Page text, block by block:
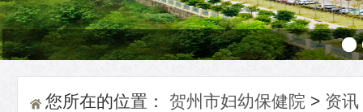
您所在的位置： 贺州市妇幼保健院 > 资讯